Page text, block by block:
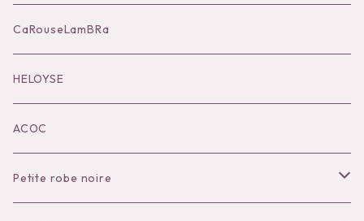
Accessories
Black series
KOKO別注
CaRouseLamBRa
HELOYSE
ACOC
Petite robe noire